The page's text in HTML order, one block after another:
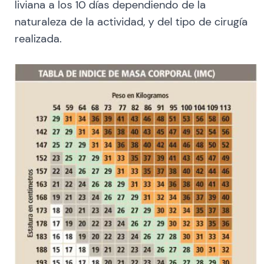
liviana a los 10 días dependiendo de la
naturaleza de la actividad, y del tipo de cirugía
realizada.